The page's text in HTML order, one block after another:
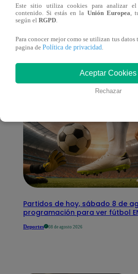
También te
interesar
Partidos de hoy, sábado 8 de
programación para ver fútbol
Deportes 08 de agosto 2026
Este sitio utiliza cookies para analizar
contenido. Si estás en la Unión Europea ,
según el RGPD
Para conocer mejor como se utilizan tus datos
pagina de Política de privacidad
Aceptar Cookies
Rechazar